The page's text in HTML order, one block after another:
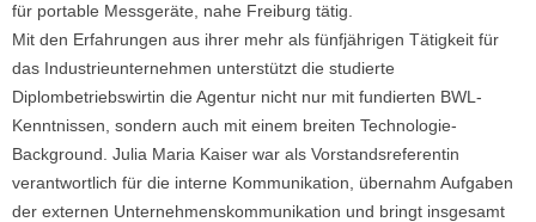
für portable Messgeräte, nahe Freiburg tätig.
Mit den Erfahrungen aus ihrer mehr als fünfjährigen Tätigkeit für
das Industrieunternehmen unterstützt die studierte
Diplombetriebswirtin die Agentur nicht nur mit fundierten BWL-
Kenntnissen, sondern auch mit einem breiten Technologie-
Background. Julia Maria Kaiser war als Vorstandsreferentin
verantwortlich für die interne Kommunikation, übernahm Aufgaben
der externen Unternehmenskommunikation und bringt insgesamt